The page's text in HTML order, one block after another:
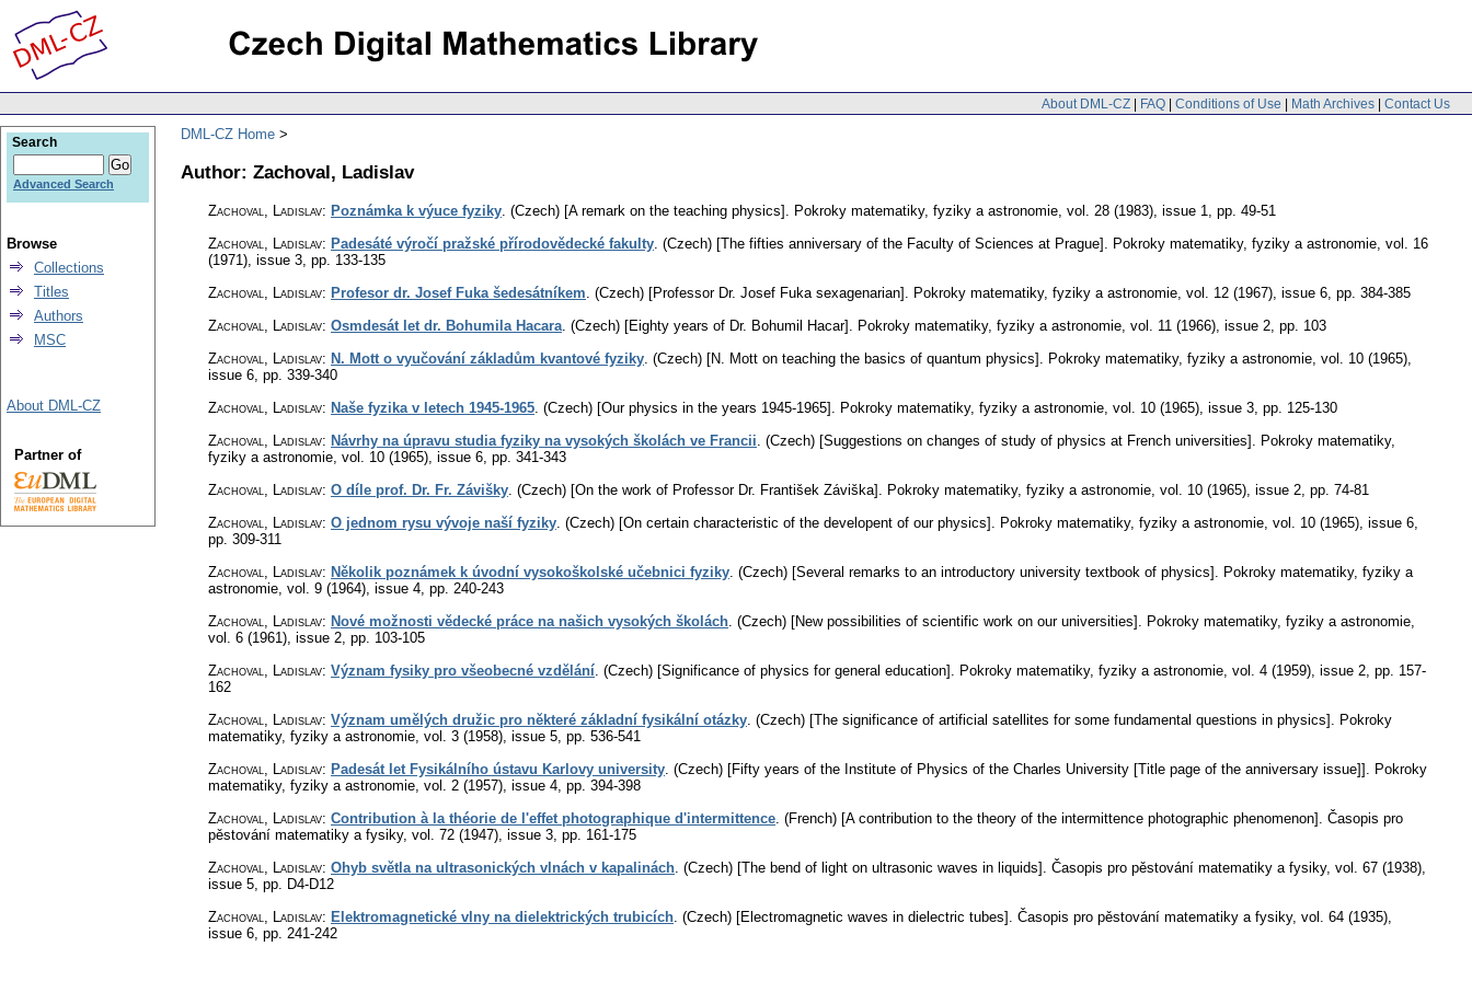
About DML-CZ | FAQ | Conditions of Use | Math Archives | Contact Us
DML-CZ Home
Author: Zachoval, Ladislav
Zachoval, Ladislav: Poznámka k výuce fyziky. (Czech) [A remark on the teaching physics]. Pokroky matematiky, fyziky a astronomie, vol. 28 (1983), issue 1, pp. 49-51
Zachoval, Ladislav: Padesáté výročí pražské přírodovědecké fakulty. (Czech) [The fifties anniversary of the Faculty of Sciences at Prague]. Pokroky matematiky, fyziky a astronomie, vol. 16
(1971), issue 3, pp. 133-135
Zachoval, Ladislav: Profesor dr. Josef Fuka šedesátníkem. (Czech) [Professor Dr. Josef Fuka sexagenarian]. Pokroky matematiky, fyziky a astronomie, vol. 12 (1967), issue 6, pp. 384-385
Zachoval, Ladislav: Osmdesát let dr. Bohumila Hacara. (Czech) [Eighty years of Dr. Bohumil Hacar]. Pokroky matematiky, fyziky a astronomie, vol. 11 (1966), issue 2, pp. 103
Zachoval, Ladislav: N. Mott o vyučování základům kvantové fyziky. (Czech) [N. Mott on teaching the basics of quantum physics]. Pokroky matematiky, fyziky a astronomie, vol. 10 (1965),
issue 6, pp. 339-340
Zachoval, Ladislav: Naše fyzika v letech 1945-1965. (Czech) [Our physics in the years 1945-1965]. Pokroky matematiky, fyziky a astronomie, vol. 10 (1965), issue 3, pp. 125-130
Zachoval, Ladislav: Návrhy na úpravu studia fyziky na vysokých školách ve Francii. (Czech) [Suggestions on changes of study of physics at French universities]. Pokroky matematiky,
fyziky a astronomie, vol. 10 (1965), issue 6, pp. 341-343
Zachoval, Ladislav: O díle prof. Dr. Fr. Závišky. (Czech) [On the work of Professor Dr. František Záviška]. Pokroky matematiky, fyziky a astronomie, vol. 10 (1965), issue 2, pp. 74-81
Zachoval, Ladislav: O jednom rysu vývoje naší fyziky. (Czech) [On certain characteristic of the developent of our physics]. Pokroky matematiky, fyziky a astronomie, vol. 10 (1965), issue 6,
pp. 309-311
Zachoval, Ladislav: Několik poznámek k úvodní vysokoškolské učebnici fyziky. (Czech) [Several remarks to an introductory university textbook of physics]. Pokroky matematiky, fyziky a
astronomie, vol. 9 (1964), issue 4, pp. 240-243
Zachoval, Ladislav: Nové možnosti vědecké práce na našich vysokých školách. (Czech) [New possibilities of scientific work on our universities]. Pokroky matematiky, fyziky a astronomie,
vol. 6 (1961), issue 2, pp. 103-105
Zachoval, Ladislav: Význam fysiky pro všeobecné vzdělání. (Czech) [Significance of physics for general education]. Pokroky matematiky, fyziky a astronomie, vol. 4 (1959), issue 2, pp. 157-
162
Zachoval, Ladislav: Význam umělých družic pro některé základní fysikální otázky. (Czech) [The significance of artificial satellites for some fundamental questions in physics]. Pokroky
matematiky, fyziky a astronomie, vol. 3 (1958), issue 5, pp. 536-541
Zachoval, Ladislav: Padesát let Fysikálního ústavu Karlovy university. (Czech) [Fifty years of the Institute of Physics of the Charles University [Title page of the anniversary issue]]. Pokroky
matematiky, fyziky a astronomie, vol. 2 (1957), issue 4, pp. 394-398
Zachoval, Ladislav: Contribution à la théorie de l'effet photographique d'intermittence. (French) [A contribution to the theory of the intermittence photographic phenomenon]. Časopis pro
pěstování matematiky a fysiky, vol. 72 (1947), issue 3, pp. 161-175
Zachoval, Ladislav: Ohyb světla na ultrasonických vlnách v kapalinách. (Czech) [The bend of light on ultrasonic waves in liquids]. Časopis pro pěstování matematiky a fysiky, vol. 67 (1938),
issue 5, pp. D4-D12
Zachoval, Ladislav: Elektromagnetické vlny na dielektrických trubicích. (Czech) [Electromagnetic waves in dielectric tubes]. Časopis pro pěstování matematiky a fysiky, vol. 64 (1935),
issue 6, pp. 241-242
Search
Advanced Search
Browse
Collections
Titles
Authors
MSC
About DML-CZ
Partner of